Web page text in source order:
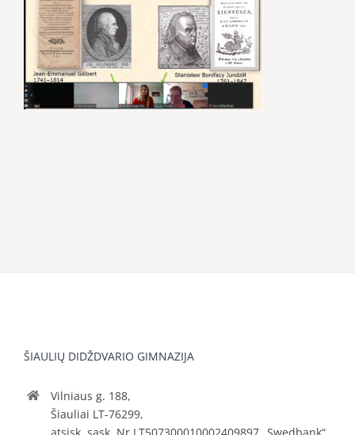
ŠIAULIŲ DIDŽDVARIO GIMNAZIJA
Vilniaus g. 188,
Šiauliai LT-76299,
atsisk. sąsk. Nr.LT507300010002409897 „Swedbank“